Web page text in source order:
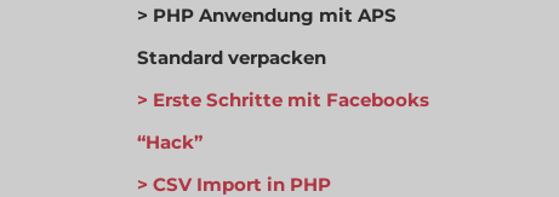
PHP Anwendung mit APS
Standard verpacken
Erste Schritte mit Facebooks
“Hack”
CSV Import in PHP